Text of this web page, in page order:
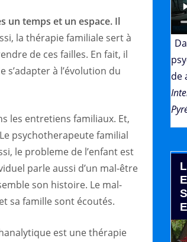
un temps et un espace. Il
la thérapie familiale sert à
de ces failles. En fait, il
à l’évolution du
les entretiens familiaux. Et,
psychotherapeute familial
le probleme de l’enfant est
parle aussi d’un mal-être
son histoire. Le mal-
sa famille sont écoutés.
est une thérapie
de